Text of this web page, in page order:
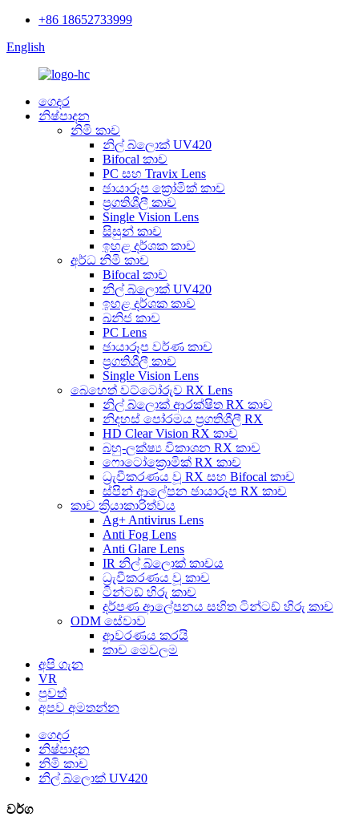
+86 18652733999
English
ගෙදර
නිෂ්පාදන
නිමි කාච
නිල් බ්ලොක් UV420
Bifocal කාච
PC සහ Travix Lens
ඡායාරූප ක්‍රෝමික් කාච
ප්‍රගතිශීලී කාච
Single Vision Lens
සිසුන් කාච
ඉහළ දර්ශක කාච
අර්ධ නිමි කාච
Bifocal කාච
නිල් බ්ලොක් UV420
ඉහළ දර්ශක කාච
ඛනිජ කාච
PC Lens
ඡායාරූප වර්ණ කාච
ප්‍රගතිශීලී කාච
Single Vision Lens
බෙහෙත් වට්ටෝරුව RX Lens
නිල් බ්ලොක් ආරක්ෂිත RX කාච
නිදහස් පෝරමය ප්‍රගතිශීලී RX
HD Clear Vision RX කාච
බහු-ලක්ෂ්‍ය විකාශන RX කාච
ෆොටෝක්‍රොමික් RX කාච
ධ්‍රැවීකරණය වූ RX සහ Bifocal කාච
ස්පින් ආලේපන ඡායාරූප RX කාච
කාච ක්‍රියාකාරිත්වය
Ag+ Antivirus Lens
Anti Fog Lens
Anti Glare Lens
IR නිල් බ්ලොක් කාචය
ධ්‍රැවීකරණය වූ කාච
ටින්ටඩ් හිරු කාච
දර්පණ ආලේපනය සහිත ටින්ටඩ් හිරු කාච
ODM සේවාව
ආවරණය කරයි
කාච මෙවලම
අපි ගැන
VR
පුවත්
අපව අමතන්න
ගෙදර
නිෂ්පාදන
නිමි කාච
නිල් බ්ලොක් UV420
වර්ග